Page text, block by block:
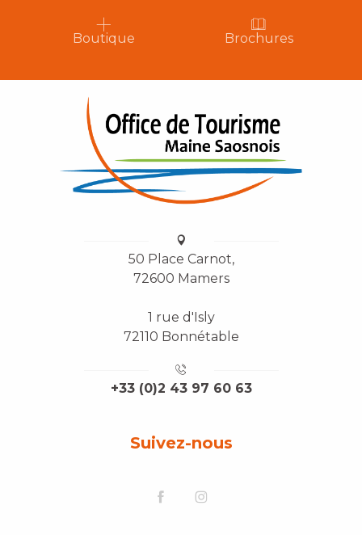
Boutique Brochures
50 Place Carnot,
72600 Mamers
1 rue d'Isly
72110 Bonnétable
+33 (0)2 43 97 60 63
Suivez-nous